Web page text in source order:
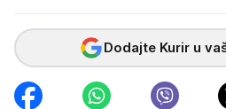
Dodajte Kurir u